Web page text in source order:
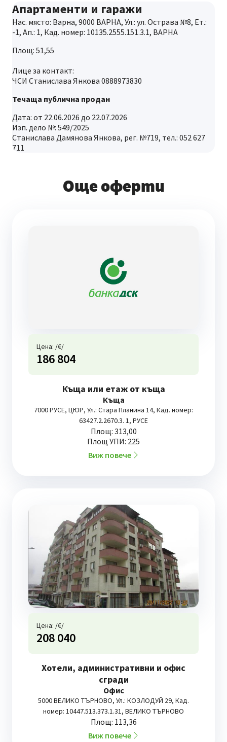
Апартаменти и гаражи
Нас. място: Варна, 9000 ВАРНА, Ул.: ул. Острава №8, Ет.:
-1, Ап.: 1, Кад. номер: 10135.2555.151.3.1, ВАРНА
Площ: 51,55
Лице за контакт:
ЧСИ Станислава Янкова 0888973830
Течаща публична продан
Дата: от 22.06.2026 до 22.07.2026
Изп. дело №: 549/2025
Станислава Дамянова Янкова, рег. №719, тел.: 052 627
711
Още оферти
Къща или етаж от къща
Къща
7000 РУСЕ, ЦЮР, Ул.: Стара Планина 14, Кад. номер:
63427.2.2670.3. 1, РУСЕ
Площ: 313,00
Площ УПИ: 225
Виж повече
Цена: /€/
186 804
Хотели, административни и офис
сгради
Офис
5000 ВЕЛИКО ТЪРНОВО, Ул.: КОЗЛОДУЙ 29, Кад.
номер: 10447.513.373.1.31, ВЕЛИКО ТЪРНОВО
Площ: 113,36
Виж повече
Цена: /€/
208 040